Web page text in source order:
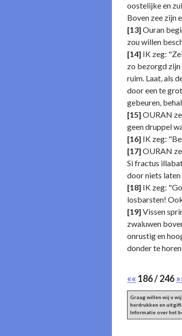
oostelijke en
Boven zee zijn
[13] Ouran
zou willen
[14] IK zeg:
zo bezorgd zijn
ruim. Laat, als
door een te
gebeuren,
[15] OURAN
geen druppel
[16] IK zeg:
[17] OURAN
Si fractus
door niets
[18] IK zeg:
losbarsten!
[19] Vissen
zwaluwen
onrustig en
donder te
«« 186 / 246
Graag willen wij u
herdrukken en
Informatie over het